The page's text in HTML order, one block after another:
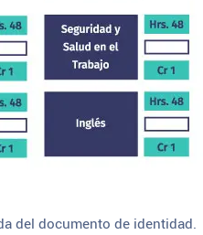
del documento de identidad.